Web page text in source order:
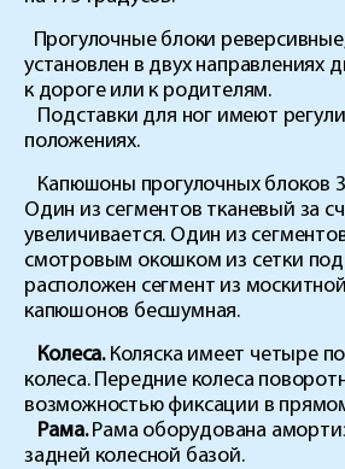
Прогулочные блоки
установлен в двух направлениях
к дороге или к родителям.
Подставки для ног имеют
положениях.
Капюшоны прогулочных блоков
Один из сегментов тканевый за
увеличивается. Один из
смотровым окошком из сетки
расположен сегмент из
капюшонов бесшумная.
Колеса.Коляска имеет четыре
колеса. Передние колеса
возможностью фиксации в
Рама.Рама оборудована
задней колесной базой.